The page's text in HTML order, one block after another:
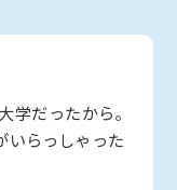
学だったから｡
いらっしゃった